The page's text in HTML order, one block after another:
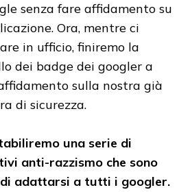
senza fare affidamento su
Ora, mentre ci
in ufficio, finiremo la
dei badge dei googler a
sulla nostra già
di sicurezza.
una serie di
anti-razzismo che sono
adattarsi a tutti i googler.